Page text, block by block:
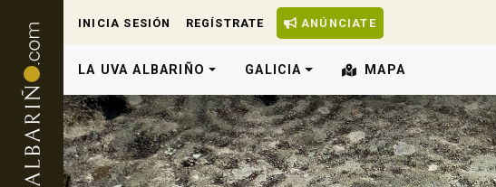
INICIA SESIÓN REGÍSTRATE ANÚNCIATE
LA UVA ALBARIÑO GALICIA MAPA